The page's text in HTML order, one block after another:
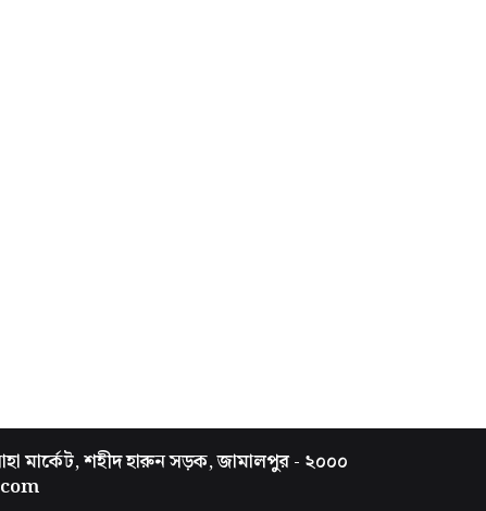
মার্কেট, শহীদ হারুন সড়ক, জামালপুর - ২০০০